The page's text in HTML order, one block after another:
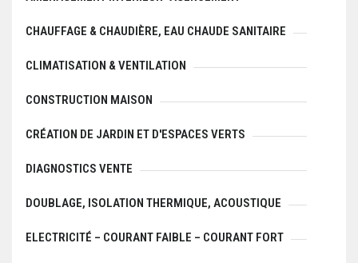
CHAUFFAGE & CHAUDIÈRE, EAU CHAUDE SANITAIRE
CLIMATISATION & VENTILATION
CONSTRUCTION MAISON
CRÉATION DE JARDIN ET D'ESPACES VERTS
DIAGNOSTICS VENTE
DOUBLAGE, ISOLATION THERMIQUE, ACOUSTIQUE
ELECTRICITÉ – COURANT FAIBLE – COURANT FORT